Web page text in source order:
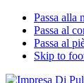
Passa alla
Passa al
Passa al
Skip to